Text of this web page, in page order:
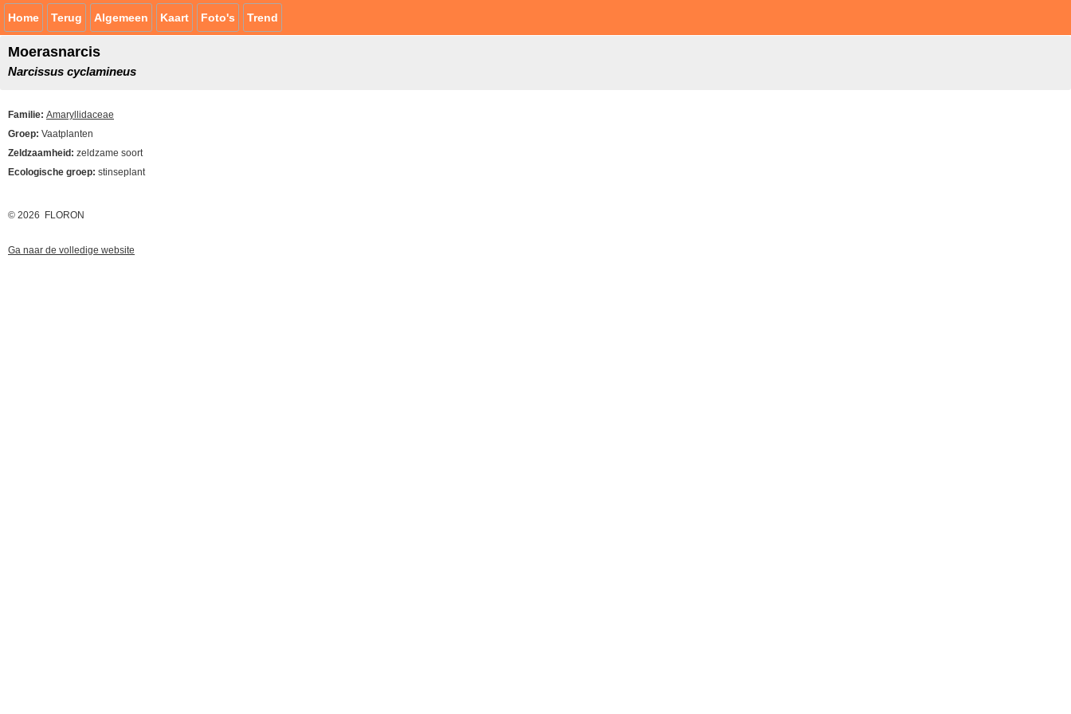
Home Terug Algemeen Kaart Foto's Trend
Moerasnarcis
Narcissus cyclamineus
Familie: Amaryllidaceae
Groep: Vaatplanten
Zeldzaamheid: zeldzame soort
Ecologische groep: stinseplant
© 2026 FLORON
Ga naar de volledige website